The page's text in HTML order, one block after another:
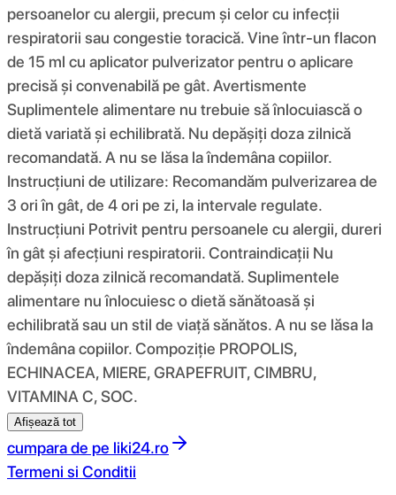
persoanelor cu alergii, precum și celor cu infecții
respiratorii sau congestie toracică. Vine într-un flacon
de 15 ml cu aplicator pulverizator pentru o aplicare
precisă și convenabilă pe gât. Avertismente
Suplimentele alimentare nu trebuie să înlocuiască o
dietă variată și echilibrată. Nu depășiți doza zilnică
recomandată. A nu se lăsa la îndemâna copiilor.
Instrucțiuni de utilizare: Recomandăm pulverizarea de
3 ori în gât, de 4 ori pe zi, la intervale regulate.
Instrucţiuni Potrivit pentru persoanele cu alergii, dureri
în gât și afecțiuni respiratorii. Contraindicații Nu
depășiți doza zilnică recomandată. Suplimentele
alimentare nu înlocuiesc o dietă sănătoasă și
echilibrată sau un stil de viață sănătos. A nu se lăsa la
îndemâna copiilor. Compoziţie PROPOLIS,
ECHINACEA, MIERE, GRAPEFRUIT, CIMBRU,
VITAMINA C, SOC.
Afișează tot
cumpara de pe liki24.ro
Termeni si Conditii